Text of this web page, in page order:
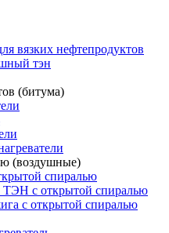
вязких нефтепродуктов
тэн
(битума)
(воздушные)
спиралью
ТЭН с открытой спиралью
с открытой спиралью